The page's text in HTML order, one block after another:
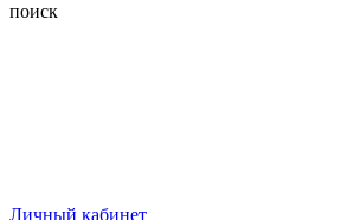
поиск
Личный кабинет